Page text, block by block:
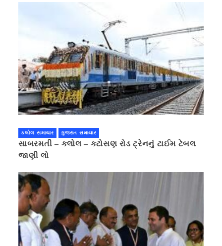
કલોલ સમાચાર ગુજરાત સમાચાર
સાબરમતી – કલોલ – કટોસણ રોડ ટ્રેનનું ટાઈમ ટેબલ
જાણી લો